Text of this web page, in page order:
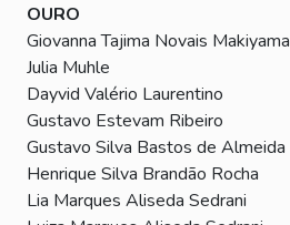
OURO
Giovanna Tajima Novais Makiyama
Julia Muhle
Dayvid Valério Laurentino
Gustavo Estevam Ribeiro
Gustavo Silva Bastos de Almeida
Henrique Silva Brandão Rocha
Lia Marques Aliseda Sedrani